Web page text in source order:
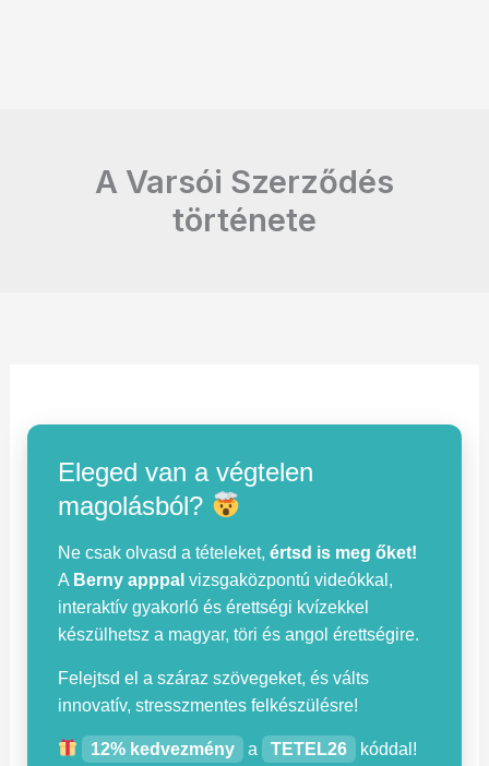
A Varsói Szerződés
története
Eleged van a végtelen
magolásból?
Ne csak olvasd a tételeket,értsd is meg őket!
A Berny apppal vizsgaközpontú videókkal,
interaktív gyakorló és érettségi kvízekkel
készülhetsz a magyar, töri és angol érettségire.
Felejtsd el a száraz szövegeket, és válts
innovatív, stresszmentes felkészülésre!
12% kedvezmény a TETEL26 kóddal!